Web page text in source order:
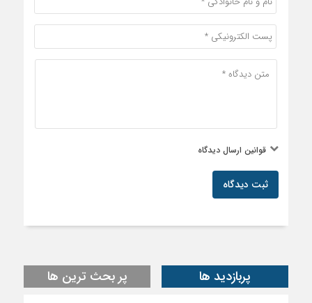
قوانین ارسال دیدگاه
ثبت دیدگاه
پربازدید ها پر بحث ترین ها